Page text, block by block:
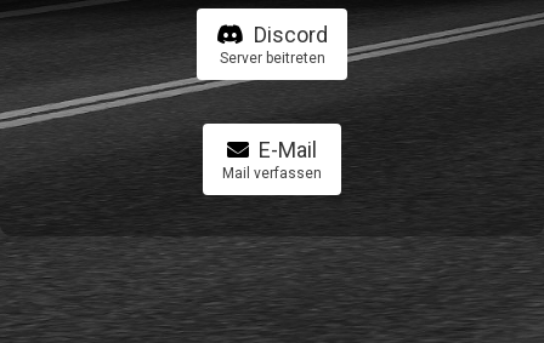
Discord
Server beitreten
E-Mail
Mail verfassen